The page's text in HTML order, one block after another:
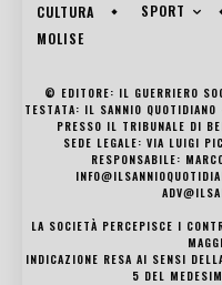
CULTURA
SPORT
MOLISE
© EDITORE: IL GUERRIERO
TESTATA: IL SANNIO
PRESSO IL TRIBUNALE DI
SEDE LEGALE: VIA LUIGI
RESPONSABILE:
LA SOCIETÀ PERCEPISCE I
INDICAZIONE RESA AI SENSI
5 DEL